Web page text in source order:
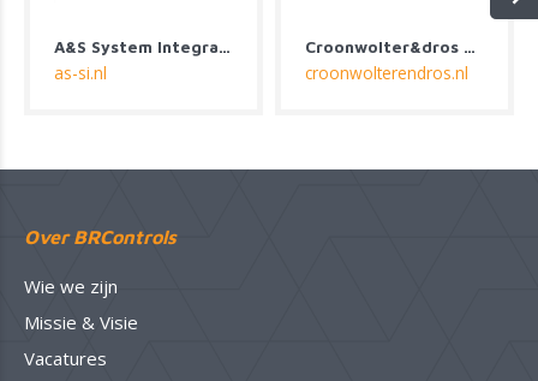
Over BRControls
Wie we zijn
Missie & Visie
Vacatures